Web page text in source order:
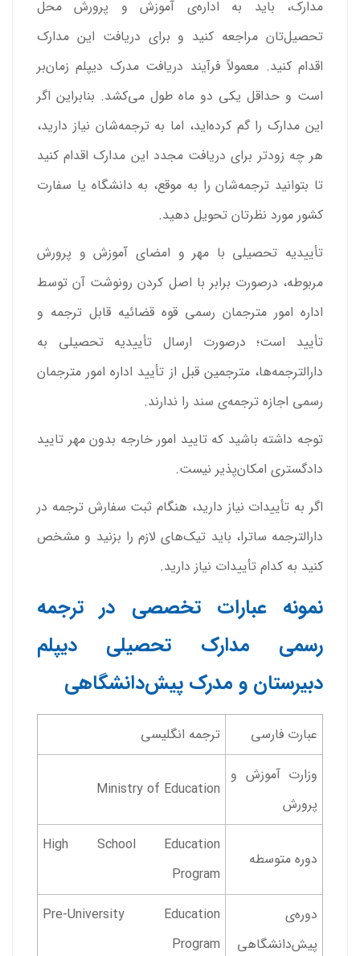
مدارک، باید به اداره‌ی آموزش و پرورش محل
تحصیل‌تان مراجعه کنید و برای دریافت این مدارک
اقدام کنید. معمولاً فرآیند دریافت مدرک دیپلم زمان‌بر
است و حداقل یکی دو ماه طول می‌کشد. بنابراین اگر
این مدارک را گم کرده‌اید، اما به ترجمه‌شان نیاز دارید،
هر چه زودتر برای دریافت مجدد این مدارک اقدام کنید
تا بتوانید ترجمه‌شان را به موقع، به دانشگاه یا سفارت
کشور مورد نظرتان تحویل دهید.
تأییدیه تحصیلی با مهر و امضای آموزش و پرورش
مربوطه، درصورت برابر با اصل کردن رونوشت آن توسط
اداره امور مترجمان رسمی قوه قضائیه قابل ترجمه و
تأیید است؛ درصورت ارسال تأییدیه تحصیلی به
دارالترجمه‌ها، مترجمین قبل از تأیید اداره امور مترجمان
رسمی اجازه ترجمه‌ی سند را ندارند.
توجه داشته باشید که تایید امور خارجه بدون مهر تایید
دادگستری امکان‌پذیر نیست.
اگر به تأییدات نیاز دارید، هنگام ثبت سفارش ترجمه در
دارالترجمه ساترا، باید تیک‌های لازم را بزنید و مشخص
کنید به کدام تأییدات نیاز دارید.
نمونه عبارات تخصصی در ترجمه
رسمی مدارک تحصیلی دیپلم
دبیرستان و مدرک پیش‌دانشگاهی
عبارت فارسی
ترجمه انگلیسی
وزارت آموزش و
پرورش
Ministry of Education
دوره متوسطه
High School Education
Program
دوره‌ی
پیش‌دانشگاهی
Pre-University Education
Program